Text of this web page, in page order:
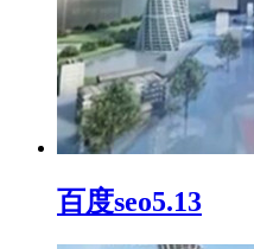
百度seo5.13